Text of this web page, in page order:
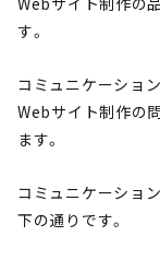
す。
コミュニケーショ
Webサイト制作の
ます。
コミュニケーショ
下の通りです。